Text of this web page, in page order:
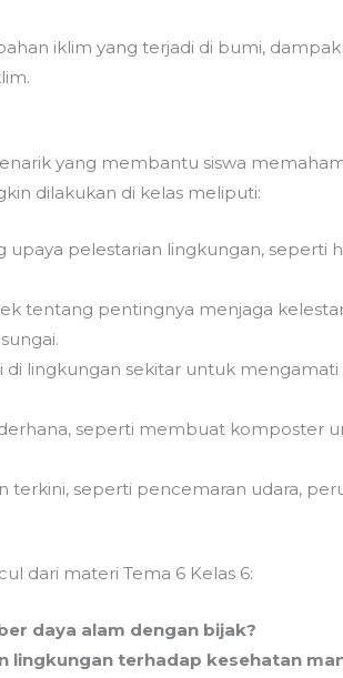
iklim yang terjadi di bumi,
yang membantu siswa
dilakukan di kelas meliputi:
pelestarian lingkungan, seperti
tentang pentingnya menjaga
di lingkungan sekitar untuk
seperti membuat komposter
terkini, seperti pencemaran udara,
dari materi Tema 6 Kelas 6:
daya alam dengan bijak?
lingkungan terhadap kesehatan